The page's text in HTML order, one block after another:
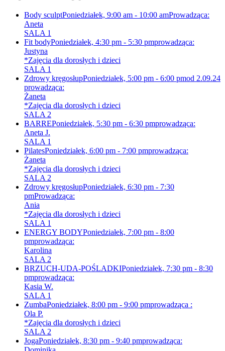
Body sculptPoniedziałek, 9:00 am - 10:00 amProwadząca:
Aneta
SALA 1
Fit bodyPoniedziałek, 4:30 pm - 5:30 pmprowadząca:
Justyna
*Zajęcia dla dorosłych i dzieci
SALA 1
Zdrowy kręgosłupPoniedziałek, 5:00 pm - 6:00 pmod 2.09.24
prowadząca:
Żaneta
*Zajęcia dla dorosłych i dzieci
SALA 2
BARREPoniedziałek, 5:30 pm - 6:30 pmprowadząca:
Aneta J.
SALA 1
PilatesPoniedziałek, 6:00 pm - 7:00 pmprowadząca:
Żaneta
*Zajęcia dla dorosłych i dzieci
SALA 2
Zdrowy kręgosłupPoniedziałek, 6:30 pm - 7:30
pmProwadząca:
Ania
*Zajęcia dla dorosłych i dzieci
SALA 1
ENERGY BODYPoniedziałek, 7:00 pm - 8:00
pmprowadząca:
Karolina
SALA 2
BRZUCH-UDA-POŚLADKIPoniedziałek, 7:30 pm - 8:30
pmprowadząca:
Kasia W.
SALA 1
ZumbaPoniedziałek, 8:00 pm - 9:00 pmprowadząca :
Ola P.
*Zajęcia dla dorosłych i dzieci
SALA 2
JogaPoniedziałek, 8:30 pm - 9:40 pmprowadząca: